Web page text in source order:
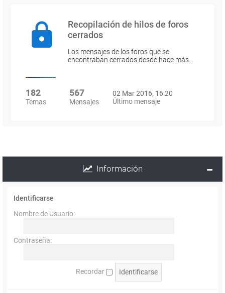
Recopilación de hilos de foros
cerrados
Los mensajes de los foros que se
encontraban cerrados desde hace más…
182
Temas
567
Mensajes
02 Mar 2016, 16:20
Último mensaje
Información
Identificarse
Nombre de Usuario:
Contraseña:
Recordar